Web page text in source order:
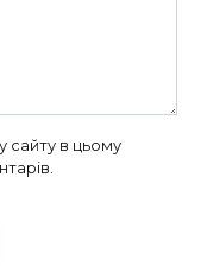
сайту в цьому